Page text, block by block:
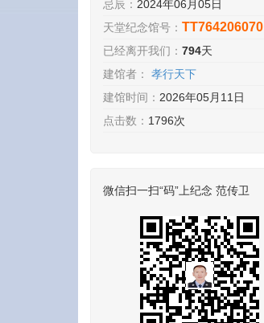
忌辰： 2024年06月05日
天堂纪念馆号： TT764206070
已经离开我们： 794天
建馆者：
孝行天下
建馆时间： 2026年05月11日
点击数： 1796次
微信扫一扫“码”上纪念 范传卫